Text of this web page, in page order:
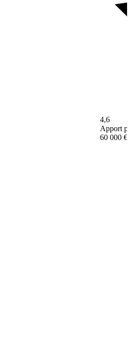
4,6
Apport
60 000 €